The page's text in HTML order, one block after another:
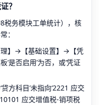
？
税务模块工单统计），核
：
理】→【基础设置】→【凭
是否启用’为否，或‘凭证
贷方科目’未指向‘2221 应交
应交增值税-销项税